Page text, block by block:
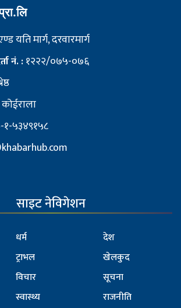
यति मार्ग, दरवारमार्ग
नं. :१२२२/०७५-०७६
५३४९१५८
साइट नेविगेशन
धर्म
ट्राभल
विचार
स्वास्थ्य
देश
खेलकुद
सूचना
राजनीति